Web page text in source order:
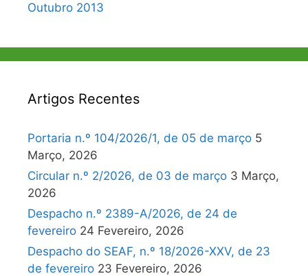
Outubro 2013
Artigos Recentes
Portaria n.º 104/2026/1, de 05 de março 5
Março, 2026
Circular n.º 2/2026, de 03 de março 3 Março,
2026
Despacho n.º 2389-A/2026, de 24 de
fevereiro 24 Fevereiro, 2026
Despacho do SEAF, n.º 18/2026-XXV, de 23
de fevereiro 23 Fevereiro, 2026